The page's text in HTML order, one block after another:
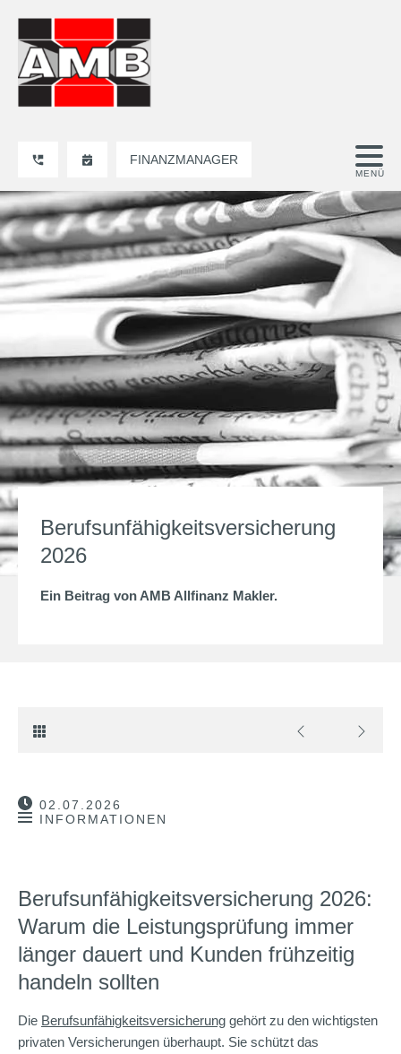
FINANZMANAGER
Berufsunfähigkeitsversicherung
2026
Ein Beitrag von AMB Allfinanz Makler.
02.07.2026
INFORMATIONEN
Berufsunfähigkeitsversicherung 2026:
Warum die Leistungsprüfung immer
länger dauert und Kunden frühzeitig
handeln sollten
Die Berufsunfähigkeitsversicherung gehört zu den wichtigsten
privaten Versicherungen überhaupt. Sie schützt das